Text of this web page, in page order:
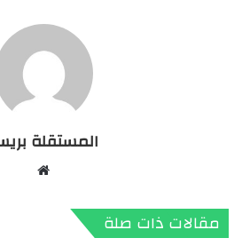
المستقلة
مقالات ذات صلة